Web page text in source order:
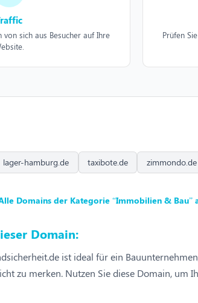
sich aus Besucher auf Ihre
Prüfen
lager-hamburg.de taxibote.de zimmondo.de
Domains der Kategorie “Immobilien & Bau”
Domain:
ist ideal für ein
zu merken. Nutzen Sie diese Domain,